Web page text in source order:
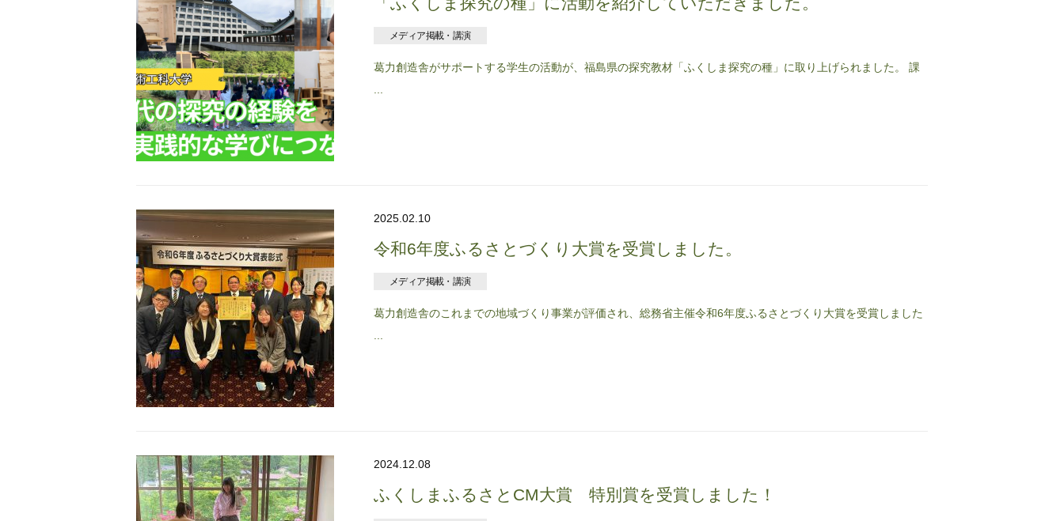
メディア掲載・講演
葛力創造舎がサポートする学生の活動が、福島県の探究教材「ふくしま探究の種」に取り上げられました。 課
2025.02.10
令和6年度ふるさとづくり大賞を受賞しました。
メディア掲載・講演
葛力創造舎のこれまでの地域づくり事業が評価され、総務省主催令和6年度ふるさとづくり大賞を受賞しました
2024.12.08
ふくしまふるさとCM大賞 特別賞を受賞しました！